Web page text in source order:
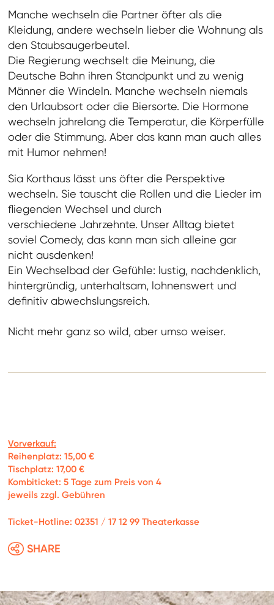
Manche wechseln die Partner öfter als die
Kleidung, andere wechseln lieber die Wohnung als
den Staubsaugerbeutel.
Die Regierung wechselt die Meinung, die
Deutsche Bahn ihren Standpunkt und zu wenig
Männer die Windeln. Manche wechseln niemals
den Urlaubsort oder die Biersorte. Die Hormone
wechseln jahrelang die Temperatur, die Körperfülle
oder die Stimmung. Aber das kann man auch alles
mit Humor nehmen!
Sia Korthaus lässt uns öfter die Perspektive
wechseln. Sie tauscht die Rollen und die Lieder im
fliegenden Wechsel und durch
verschiedene Jahrzehnte. Unser Alltag bietet
soviel Comedy, das kann man sich alleine gar
nicht ausdenken!
Ein Wechselbad der Gefühle: lustig, nachdenklich,
hintergründig, unterhaltsam, lohnenswert und
definitiv abwechslungsreich.
Nicht mehr ganz so wild, aber umso weiser.
Vorverkauf:
Reihenplatz: 15,00 €
Tischplatz: 17,00 €
Kombiticket: 5 Tage zum Preis von 4
jeweils zzgl. Gebühren
Ticket-Hotline: 02351 / 17 12 99 Theaterkasse
SHARE